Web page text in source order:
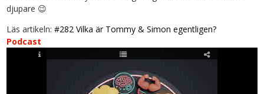
djupare 😉
Läs artikeln:#282 Vilka är Tommy & Simon egentligen?
Podcast